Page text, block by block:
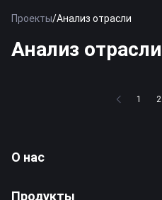
Проекты/Анализ отрасли
Анализ отрасли
1 2
О нас
Продукты